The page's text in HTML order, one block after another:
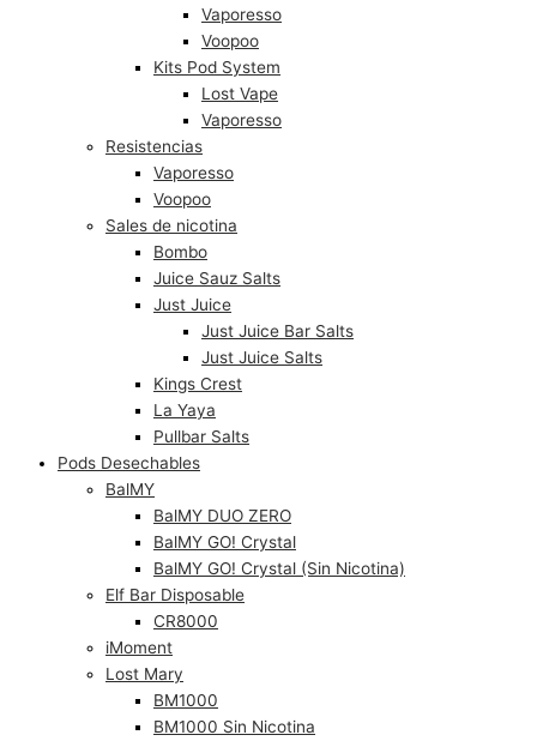
Vaporesso
Voopoo
Kits Pod System
Lost Vape
Vaporesso
Resistencias
Vaporesso
Voopoo
Sales de nicotina
Bombo
Juice Sauz Salts
Just Juice
Just Juice Bar Salts
Just Juice Salts
Kings Crest
La Yaya
Pullbar Salts
Pods Desechables
BalMY
BalMY DUO ZERO
BalMY GO! Crystal
BalMY GO! Crystal (Sin Nicotina)
Elf Bar Disposable
CR8000
iMoment
Lost Mary
BM1000
BM1000 Sin Nicotina